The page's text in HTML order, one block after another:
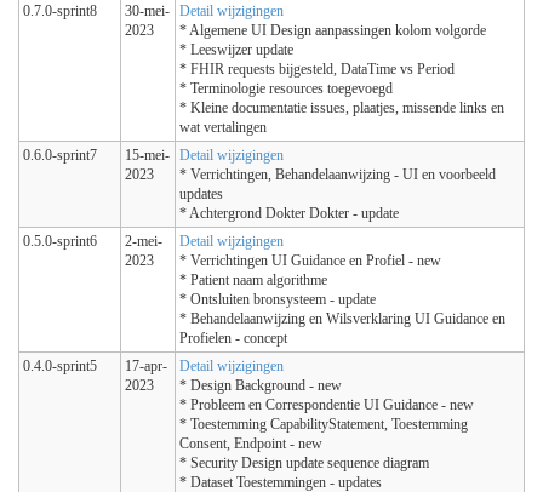
0.7.0-sprint8
30-mei-
2023
Detail wijzigingen
* Algemene UI Design aanpassingen kolom volgorde
* Leeswijzer update
* FHIR requests bijgesteld, DataTime vs Period
* Terminologie resources toegevoegd
* Kleine documentatie issues, plaatjes, missende links en
wat vertalingen
0.6.0-sprint7
15-mei-
2023
Detail wijzigingen
* Verrichtingen, Behandelaanwijzing - UI en voorbeeld
updates
* Achtergrond Dokter Dokter - update
0.5.0-sprint6
2-mei-
2023
Detail wijzigingen
* Verrichtingen UI Guidance en Profiel - new
* Patient naam algorithme
* Ontsluiten bronsysteem - update
* Behandelaanwijzing en Wilsverklaring UI Guidance en
Profielen - concept
0.4.0-sprint5
17-apr-
2023
Detail wijzigingen
* Design Background - new
* Probleem en Correspondentie UI Guidance - new
* Toestemming CapabilityStatement, Toestemming
Consent, Endpoint - new
* Security Design update sequence diagram
* Dataset Toestemmingen - updates